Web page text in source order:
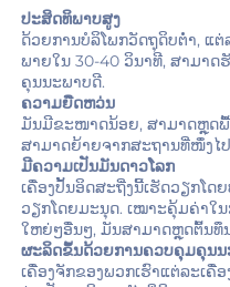
ປະສິດທິພາບສູງ
ດ້ວຍການບໍລິໂພກວັດຖຸດິບຕ່ຳ, ແ
ພາຍໃນ 30-40 ວິນາທີ, ສາມາດ
ຄຸນນະພາບດີ.
ຄວາມຍືດຫວ່ນ
ມັນມີຂະໜາດນ້ອຍ, ສາມາດຫຼຸດພື້
ສາມາດຍ້າຍຈາກສະຖານທີ່ໜຶ່ງໄ
ມີຄວາມເປັນມັນດາວໂລກ
ເຄື່ອງປັ້ນອິດສະຖີ່ງນີ້ເຮັດວຽກໂດ
ວຽກໂດຍມະນຸດ. ເໝາະຄຸ້ມຄ່າໃນ
ໃຫຍ່ໆອື່ນໆ, ມັນສາມາດຫຼຸດຕົ້ນທຶ
ຜະລິດຂຶ້ນດ້ວຍການຄວບຄຸມຄຸນນ
ເຄື່ອງຈັກຂອງພວກເຮົາແຕ່ລະເຄື່